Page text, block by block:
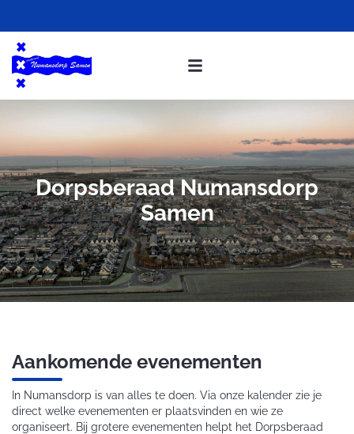
Dorpsberaad Numansdorp
Samen
Aankomende evenementen
In Numansdorp is van alles te doen. Via onze kalender zie je
direct welke evenementen er plaatsvinden en wie ze
organiseert. Bij grotere evenementen helpt het Dorpsberaad